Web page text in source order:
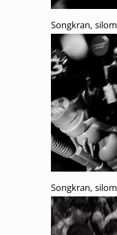
Songkran, silom
Songkran, silom